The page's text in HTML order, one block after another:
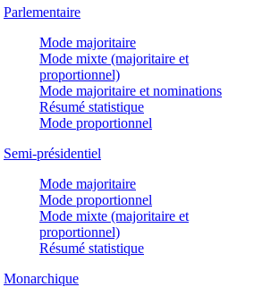
Parlementaire
Mode majoritaire
Mode mixte (majoritaire et
proportionnel)
Mode majoritaire et nominations
Résumé statistique
Mode proportionnel
Semi-présidentiel
Mode majoritaire
Mode proportionnel
Mode mixte (majoritaire et
proportionnel)
Résumé statistique
Monarchique